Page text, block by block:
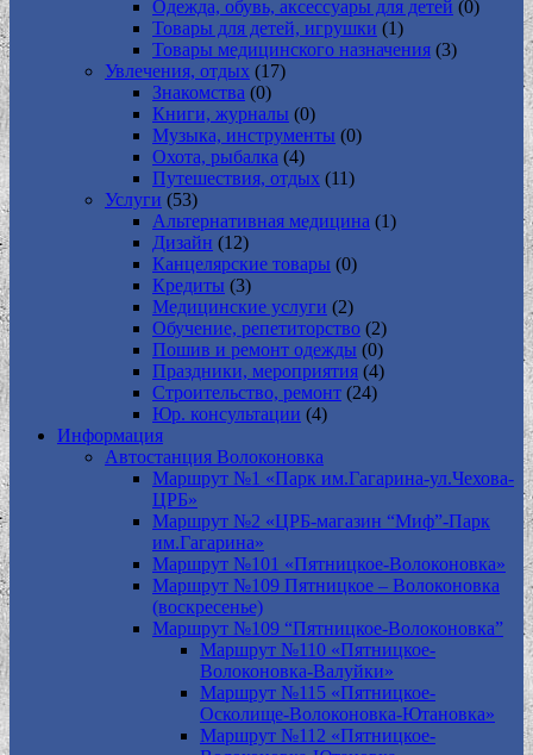
Одежда, обувь, аксессуары для детей (0)
Товары для детей, игрушки (1)
Товары медицинского назначения (3)
Увлечения, отдых (17)
Знакомства (0)
Книги, журналы (0)
Музыка, инструменты (0)
Охота, рыбалка (4)
Путешествия, отдых (11)
Услуги (53)
Альтернативная медицина (1)
Дизайн (12)
Канцелярские товары (0)
Кредиты (3)
Медицинские услуги (2)
Обучение, репетиторство (2)
Пошив и ремонт одежды (0)
Праздники, мероприятия (4)
Строительство, ремонт (24)
Юр. консультации (4)
Информация
Автостанция Волоконовка
Маршрут №1 «Парк им.Гагарина-ул.Чехова-
ЦРБ»
Маршрут №2 «ЦРБ-магазин “Миф”-Парк
им.Гагарина»
Маршрут №101 «Пятницкое-Волоконовка»
Маршрут №109 Пятницкое – Волоконовка
(воскресенье)
Маршрут №109 “Пятницкое-Волоконовка”
Маршрут №110 «Пятницкое-
Волоконовка-Валуйки»
Маршрут №115 «Пятницкое-
Осколище-Волоконовка-Ютановка»
Маршрут №112 «Пятницкое-